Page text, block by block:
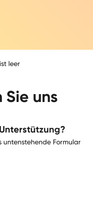
leer
uns
untenstehende Formular